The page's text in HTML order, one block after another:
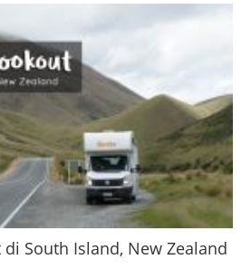
di South Island, New Zealand